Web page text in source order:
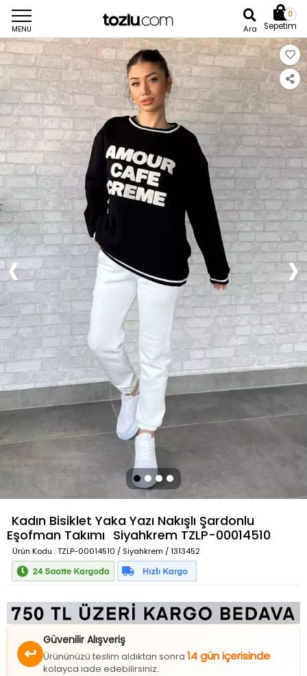
MENU Ara
0
Sepetim
Kadın Bisiklet Yaka Yazı Nakışlı Şardonlu
Eşofman Takımı Siyahkrem TZLP-00014510
Ürün Kodu : TZLP-00014510 / Siyahkrem / 1313452
↩
Güvenilir Alışveriş
Ürününüzü teslim aldıktan sonra 14 gün içerisinde
kolayca iade edebilirsiniz.